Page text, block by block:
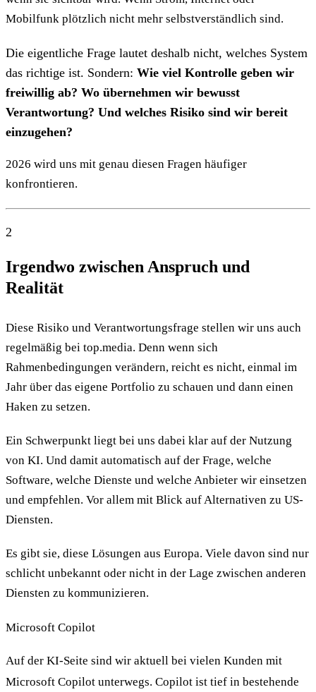
Mobilfunk plötzlich nicht mehr selbstverständlich sind.
Die eigentliche Frage lautet deshalb nicht, welches System
das richtige ist. Sondern: Wie viel Kontrolle geben wir
freiwillig ab? Wo übernehmen wir bewusst
Verantwortung? Und welches Risiko sind wir bereit
einzugehen?
2026 wird uns mit genau diesen Fragen häufiger
konfrontieren.
2
Irgendwo zwischen Anspruch und
Realität
Diese Risiko und Verantwortungsfrage stellen wir uns auch
regelmäßig bei top.media. Denn wenn sich
Rahmenbedingungen verändern, reicht es nicht, einmal im
Jahr über das eigene Portfolio zu schauen und dann einen
Haken zu setzen.
Ein Schwerpunkt liegt bei uns dabei klar auf der Nutzung
von KI. Und damit automatisch auf der Frage, welche
Software, welche Dienste und welche Anbieter wir einsetzen
und empfehlen. Vor allem mit Blick auf Alternativen zu US-
Diensten.
Es gibt sie, diese Lösungen aus Europa. Viele davon sind nur
schlicht unbekannt oder nicht in der Lage zwischen anderen
Diensten zu kommunizieren.
Microsoft Copilot
Auf der KI-Seite sind wir aktuell bei vielen Kunden mit
Microsoft Copilot unterwegs. Copilot ist tief in bestehende